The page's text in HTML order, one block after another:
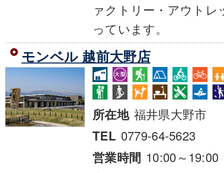
ァクトリー・アウトレ
っています。
モンベル 越前大野店
所在地 福井県大野市
TEL 0779-64-5623
営業時間 10:00～19:00